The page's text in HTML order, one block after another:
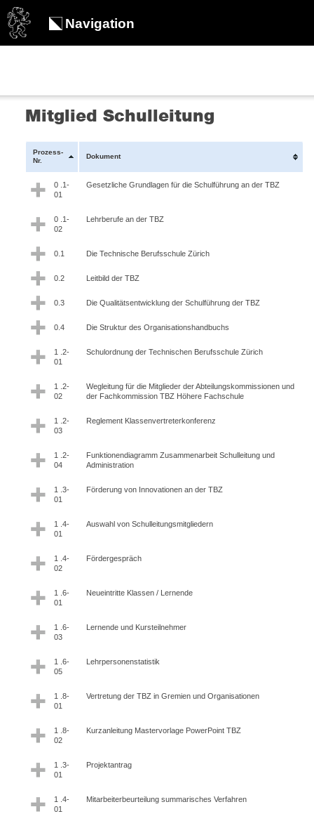
Navigation
Mitglied Schulleitung
Prozess-
Nr.
Dokument
0 .1-
01
Gesetzliche Grundlagen für die Schulführung an der TBZ
0 .1-
02
Lehrberufe an der TBZ
0.1 Die Technische Berufsschule Zürich
0.2 Leitbild der TBZ
0.3 Die Qualitätsentwicklung der Schulführung der TBZ
0.4 Die Struktur des Organisationshandbuchs
1 .2-
01
Schulordnung der Technischen Berufsschule Zürich
1 .2-
02
Wegleitung für die Mitglieder der Abteilungskommissionen und
der Fachkommission TBZ Höhere Fachschule
1 .2-
03
Reglement Klassenvertreterkonferenz
1 .2-
04
Funktionendiagramm Zusammenarbeit Schulleitung und
Administration
1 .3-
01
Förderung von Innovationen an der TBZ
1 .4-
01
Auswahl von Schulleitungsmitgliedern
1 .4-
02
Fördergespräch
1 .6-
01
Neueintritte Klassen / Lernende
1 .6-
03
Lernende und Kursteilnehmer
1 .6-
05
Lehrpersonenstatistik
1 .8-
01
Vertretung der TBZ in Gremien und Organisationen
1 .8-
02
Kurzanleitung Mastervorlage PowerPoint TBZ
1 .3-
01
Projektantrag
1 .4-
01
Mitarbeiterbeurteilung summarisches Verfahren